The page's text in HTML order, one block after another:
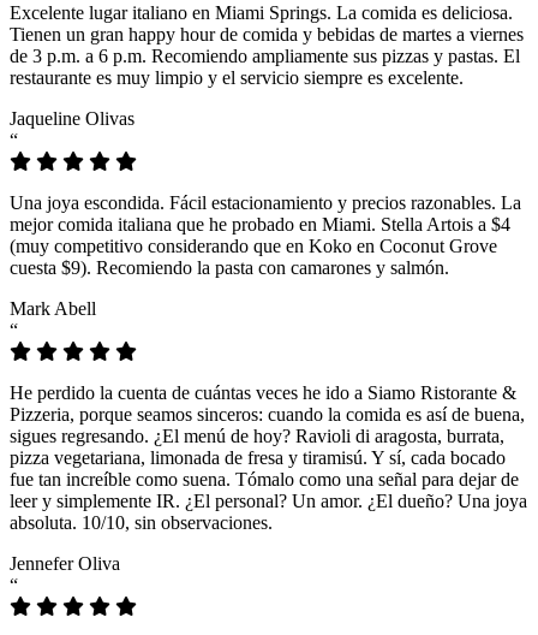
Excelente lugar italiano en Miami Springs. La comida es deliciosa.
Tienen un gran happy hour de comida y bebidas de martes a viernes
de 3 p.m. a 6 p.m. Recomiendo ampliamente sus pizzas y pastas. El
restaurante es muy limpio y el servicio siempre es excelente.
Jaqueline Olivas
“
Una joya escondida. Fácil estacionamiento y precios razonables. La
mejor comida italiana que he probado en Miami. Stella Artois a $4
(muy competitivo considerando que en Koko en Coconut Grove
cuesta $9). Recomiendo la pasta con camarones y salmón.
Mark Abell
“
He perdido la cuenta de cuántas veces he ido a Siamo Ristorante &
Pizzeria, porque seamos sinceros: cuando la comida es así de buena,
sigues regresando. ¿El menú de hoy? Ravioli di aragosta, burrata,
pizza vegetariana, limonada de fresa y tiramisú. Y sí, cada bocado
fue tan increíble como suena. Tómalo como una señal para dejar de
leer y simplemente IR. ¿El personal? Un amor. ¿El dueño? Una joya
absoluta. 10/10, sin observaciones.
Jennefer Oliva
“